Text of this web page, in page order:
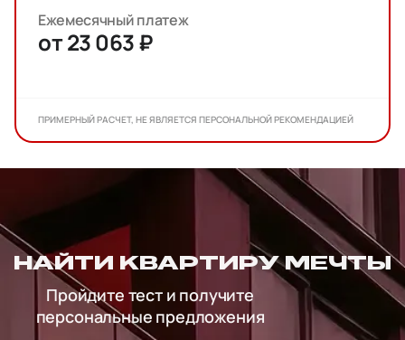
Ежемесячный платеж
от 23 063 ₽
ПРИМЕРНЫЙ РАСЧЕТ, НЕ ЯВЛЯЕТСЯ ПЕРСОНАЛЬНОЙ РЕКОМЕНДАЦИЕЙ
НАЙТИ КВАРТИРУ МЕЧТЫ
Пройдите тест и получите
персональные предложения